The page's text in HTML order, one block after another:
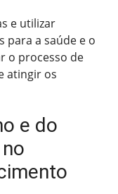
e utilizar
para a saúde e o
o processo de
atingir os
e do